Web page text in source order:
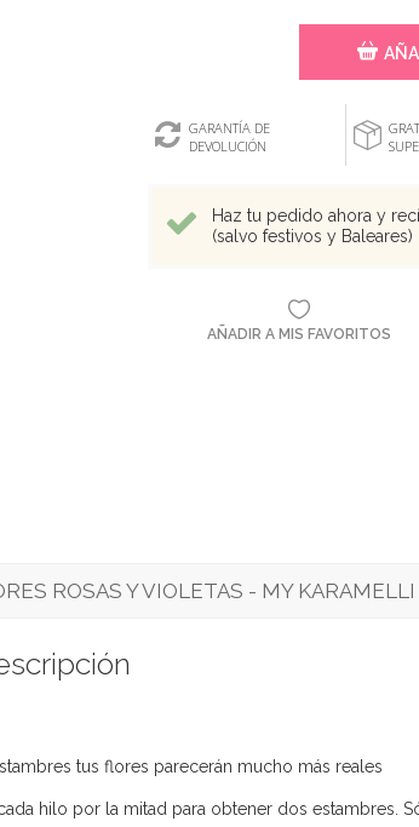
GARANTÍA DE
DEVOLUCIÓN
Haz tu pedido ahora y
(salvo festivos y Baleares)
AÑADIR A MIS FAVORITOS
ROSAS Y VIOLETAS - MY KARAMELLI
tus flores parecerán mucho más reales
hilo por la mitad para obtener dos estambres.